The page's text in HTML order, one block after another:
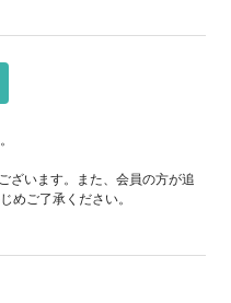
ざいます。また、会員の方が追
めご了承ください。